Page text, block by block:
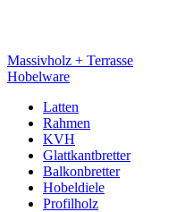
Massivholz + Terrasse
Hobelware
Latten
Rahmen
KVH
Glattkantbretter
Balkonbretter
Hobeldiele
Profilholz